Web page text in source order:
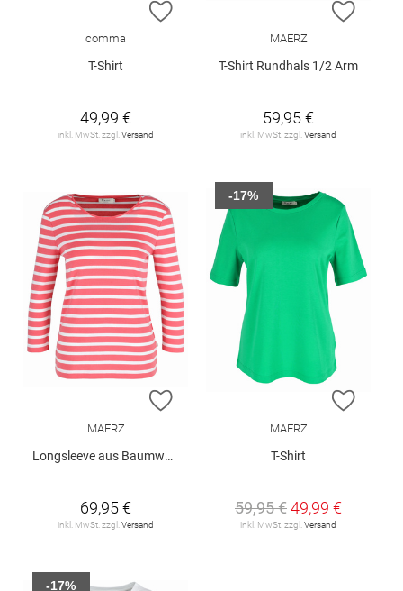
ZUR WUNSCHLISTE HINZUFÜGEN
comma
T-Shirt
49,99 €
inkl. MwSt. zzgl. Versand
ZUR
MAERZ
T-Shirt Rundhals 1/2 Arm
59,95 €
inkl. MwSt. zzgl. Versand
ZUR WUNSCHLISTE HINZUFÜGEN
MAERZ
Longsleeve aus Baumwolle
69,95 €
inkl. MwSt. zzgl. Versand
ZUR
MAERZ
T-Shirt
59,95 €49,99 €
inkl. MwSt. zzgl. Versand
-17%
-17%